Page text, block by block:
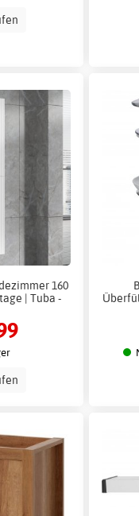
160
| Tuba -